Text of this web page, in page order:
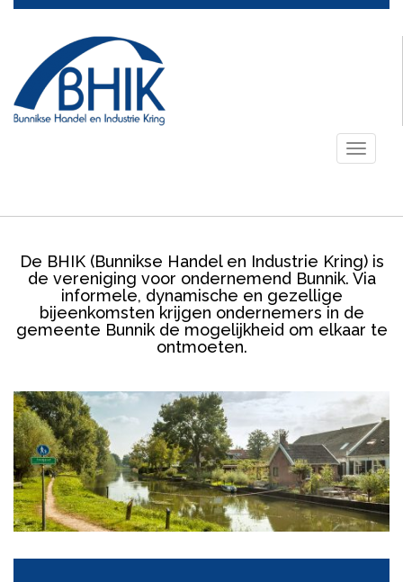
Toggle
De BHIK (Bunnikse Handel en Industrie Kring) is
de vereniging voor ondernemend Bunnik. Via
informele, dynamische en gezellige
bijeenkomsten krijgen ondernemers in de
gemeente Bunnik de mogelijkheid om elkaar te
ontmoeten.